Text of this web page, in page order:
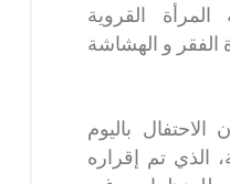
القروية
و الهشاشة
الاحتفال باليوم
الذي تم إقراره